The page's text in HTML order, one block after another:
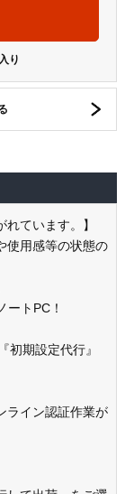
ています。】
使用感等の状態の
ートPC！
期設定代行』
ライン認証作業が